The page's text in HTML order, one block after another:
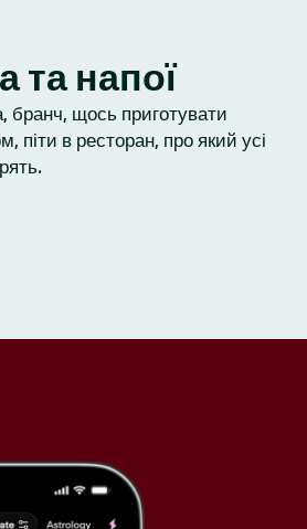
та напої
бранч, щось приготувати
піти в ресторан, про який усі